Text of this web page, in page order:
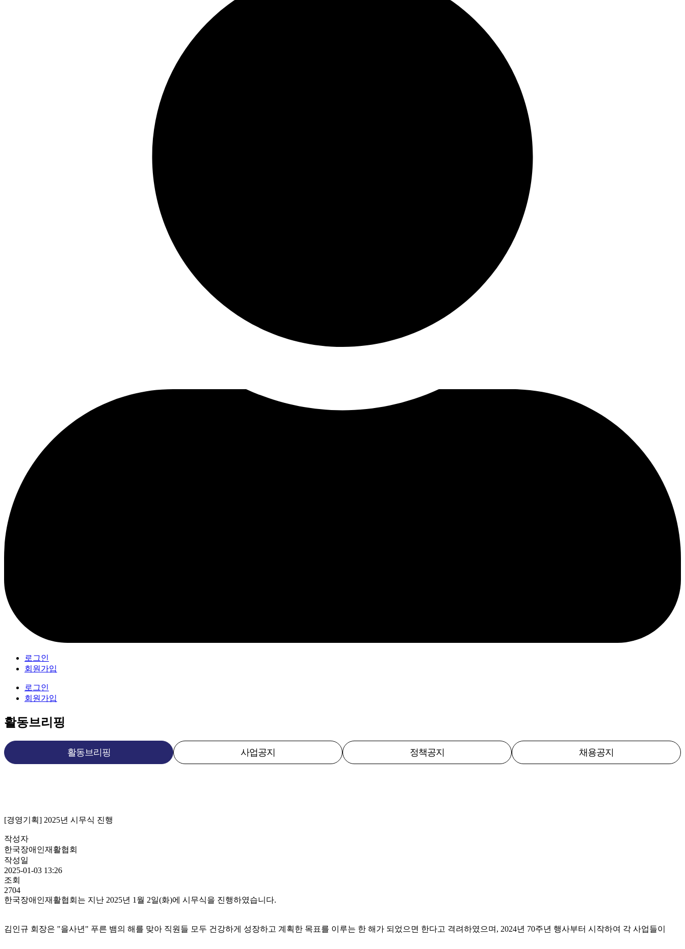
로그인
회원가입
로그인
회원가입
활동브리핑
활동브리핑 사업공지 정책공지 채용공지
[경영기획] 2025년 시무식 진행
작성자
한국장애인재활협회
작성일
2025-01-03 13:26
조회
2704
한국장애인재활협회는 지난 2025년 1월 2일(화)에 시무식을 진행하였습니다.
김인규 회장은 "을사년" 푸른 뱀의 해를 맞아 직원들 모두 건강하게 성장하고 계획한 목표를 이루는 한 해가 되었으면 한다고 격려하였으며, 2024년 70주년 행사부터 시작하여 각 사업들이